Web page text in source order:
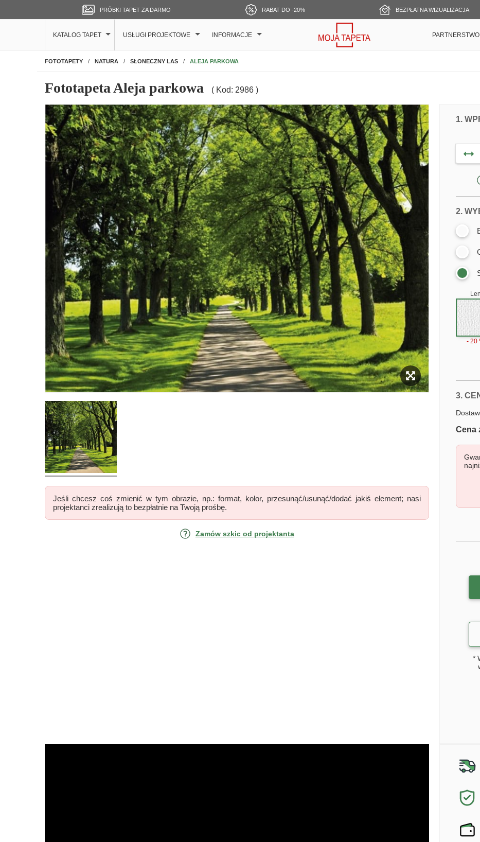
PRÓBKI TAPET ZA DARMO RABAT DO -20% BEZPŁATNA WIZUALIZACJA
KATALOG TAPET USŁUGI PROJEKTOWE INFORMACJE PARTNERSTWO
FOTOTAPETYNA ŚCIANĘ
NATURA SŁONECZNY LAS ALEJA PARKOWA
Fototapeta Aleja parkowa ( Kod: 2986 )
Jeśli chcesz coś zmienić w tym obrazie, np.: format, kolor, przesunąć/usunąć/dodać jakiś element; nasi
projektanci zrealizują to bezpłatnie na Twoją prośbę.
Zamów szkic od projektanta
1.
2.
Len
- 20
3.
Cena
*